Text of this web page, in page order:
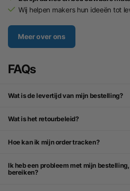
Wij helpen makers hun ideeën tot
Meer over ons
FAQs
Wat is de levertijd van mijn bestelling?
Wat is het retourbeleid?
Hoe kan ik mijn order tracken?
Ik heb een probleem met mijn
bereiken?